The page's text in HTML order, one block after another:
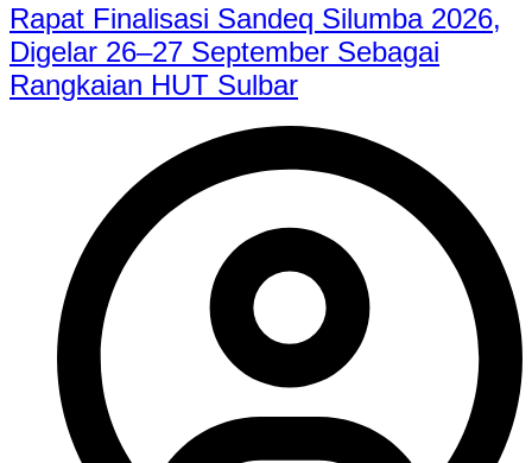
Rapat Finalisasi Sandeq Silumba 2026,
Digelar 26–27 September Sebagai
Rangkaian HUT Sulbar